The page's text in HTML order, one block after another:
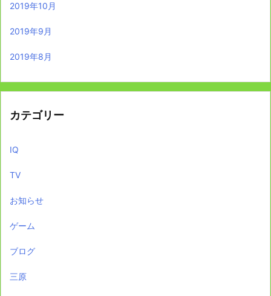
2019年10月
2019年9月
2019年8月
カテゴリー
IQ
TV
お知らせ
ゲーム
ブログ
三原